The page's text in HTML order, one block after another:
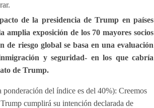
de la presidencia de Trump en países
exposición de los 70 mayores socios
de riesgo global se basa en una evaluación
y seguridad- en los que cabría
de Trump.
del índice es del 40%): Creemos
cumplirá su intención declarada de